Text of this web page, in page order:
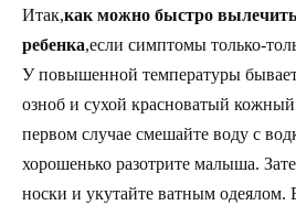
Итак,как можно быстро вылечить
ребенка,если симптомы только-
У повышенной температуры
озноб и сухой красноватый
первом случае смешайте воду с
хорошенько разотрите малыша.
носки и укутайте ватным одеялом.